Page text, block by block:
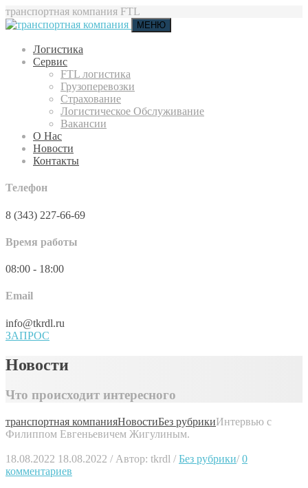
транспортная компания FTL
МЕНЮ
Логистика
Сервис
FTL логистика
Грузоперевозки
Страхование
Логистическое Обслуживание
Вакансии
О Нас
Новости
Контакты
Телефон
8 (343) 227-66-69
Время работы
08:00 - 18:00
Email
info@tkrdl.ru
ЗАПРОС
Новости
Что происходит интересного
транспортная компанияНовостиБез рубрикиИнтервью с
Филиппом Евгеньевичем Жигулиным.
18.08.2022 18.08.2022 / Автор: tkrdl / Без рубрики/ 0
комментариев